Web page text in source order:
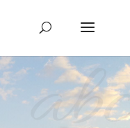
abc